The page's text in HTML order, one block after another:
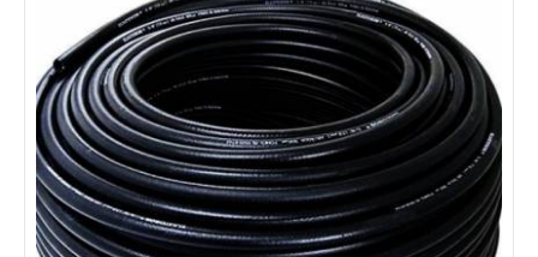
Furtun argon D6,0/12mm (colac 40m) GCE
Furtun de cauciuc pentru utilizarea cu Oxigen/Acetilena la taiere -
sudare si alte operatiuni inrudite. Potrivit, de asemenea, pentru
Hidrogen, CO2, Nitrogen, la taiere si sudare. Nu se poate folosi cu
LPG, MPS si CNG. Interior: Cauciuc sintetic rezistent la gazele de
sudare Ranforsare: Material textile sintetic cu elasticitate mare.
Exterior: Cauciuc sintetic negru rezistent la frecare si la
intemperii Temperatura: -20°C / +60°C Factor de